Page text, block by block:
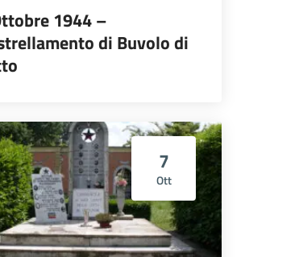
1944 –
di Buvolo di
7
Ott